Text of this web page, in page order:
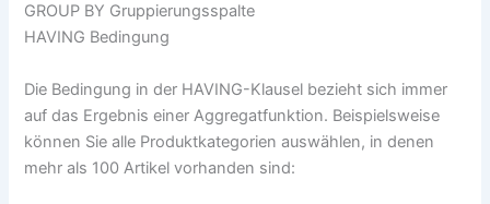
GROUP BY Gruppierungsspalte
HAVING Bedingung
Die Bedingung in der HAVING-Klausel bezieht sich immer
auf das Ergebnis einer Aggregatfunktion. Beispielsweise
können Sie alle Produktkategorien auswählen, in denen
mehr als 100 Artikel vorhanden sind: